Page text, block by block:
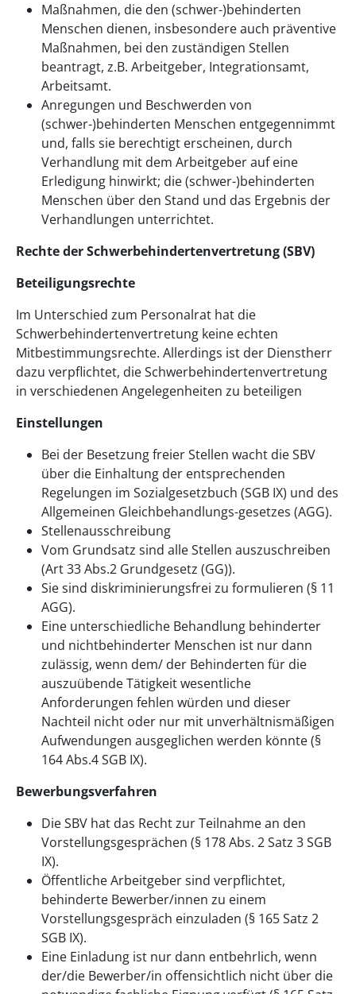
Maßnahmen, die den (schwer-)behinderten
Menschen dienen, insbesondere auch präventive
Maßnahmen, bei den zuständigen Stellen
beantragt, z.B. Arbeitgeber, Integrationsamt,
Arbeitsamt.
Anregungen und Beschwerden von
(schwer-)behinderten Menschen entgegennimmt
und, falls sie berechtigt erscheinen, durch
Verhandlung mit dem Arbeitgeber auf eine
Erledigung hinwirkt; die (schwer-)behinderten
Menschen über den Stand und das Ergebnis der
Verhandlungen unterrichtet.
Rechte der Schwerbehindertenvertretung (SBV)
Beteiligungsrechte
Im Unterschied zum Personalrat hat die
Schwerbehindertenvertretung keine echten
Mitbestimmungsrechte. Allerdings ist der Dienstherr
dazu verpflichtet, die Schwerbehindertenvertretung
in verschiedenen Angelegenheiten zu beteiligen
Einstellungen
Bei der Besetzung freier Stellen wacht die SBV
über die Einhaltung der entsprechenden
Regelungen im Sozialgesetzbuch (SGB IX) und des
Allgemeinen Gleichbehandlungs-gesetzes (AGG).
Stellenausschreibung
Vom Grundsatz sind alle Stellen auszuschreiben
(Art 33 Abs.2 Grundgesetz (GG)).
Sie sind diskriminierungsfrei zu formulieren (§ 11
AGG).
Eine unterschiedliche Behandlung behinderter
und nichtbehinderter Menschen ist nur dann
zulässig, wenn dem/ der Behinderten für die
auszuübende Tätigkeit wesentliche
Anforderungen fehlen würden und dieser
Nachteil nicht oder nur mit unverhältnismäßigen
Aufwendungen ausgeglichen werden könnte (§
164 Abs.4 SGB IX).
Bewerbungsverfahren
Die SBV hat das Recht zur Teilnahme an den
Vorstellungsgesprächen (§ 178 Abs. 2 Satz 3 SGB
IX).
Öffentliche Arbeitgeber sind verpflichtet,
behinderte Bewerber/innen zu einem
Vorstellungsgespräch einzuladen (§ 165 Satz 2
SGB IX).
Eine Einladung ist nur dann entbehrlich, wenn
der/die Bewerber/in offensichtlich nicht über die